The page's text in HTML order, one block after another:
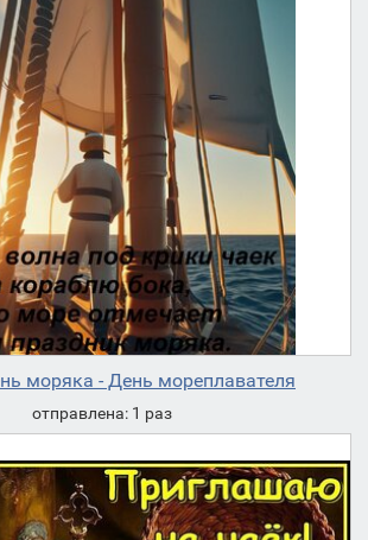
моряка - День мореплавателя
отправлена: 1 раз